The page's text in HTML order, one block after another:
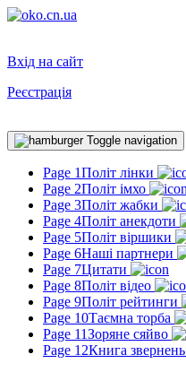
Вхід на сайт
Реєстрація
Toggle navigation
Page 1Політ лінки
Page 2Політ імхо
Page 3Політ жабки
Page 4Політ анекдоти
Page 5Політ віршики
Page 6Наші партнери
Page 7Цитати
Page 8Політ відео
Page 9Політ рейтинги
Page 10Таємна торба
Page 11Зоряне сяйво
Page 12Книга звернень